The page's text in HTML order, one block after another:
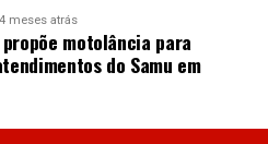
4 meses atrás
motolância para
do Samu em